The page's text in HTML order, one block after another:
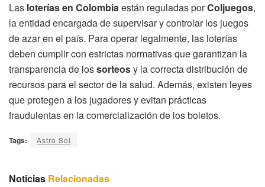
Las loterías en Colombiaestán reguladas porColjuegos,
la entidad encargada de supervisar y controlar los juegos
de azar en el país. Para operar legalmente, las loterías
deben cumplir con estrictas normativas que garantizan la
transparencia de lossorteosy la correcta distribución de
recursos para el sector de la salud. Además, existen leyes
que protegen a los jugadores y evitan prácticas
fraudulentas en la comercialización de los boletos.
Tags: Astro Sol
Noticias Relacionadas